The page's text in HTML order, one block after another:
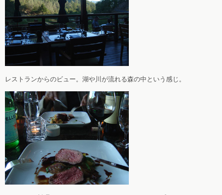
レストランからのビュー。湖や川が流れる森の中という感じ。